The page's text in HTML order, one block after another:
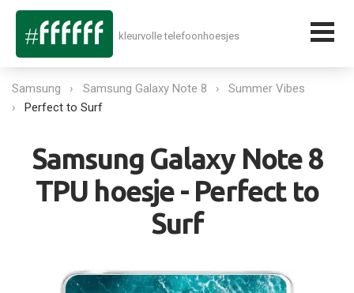
kleurvolle telefoonhoesjes
Samsung Samsung Galaxy Note 8
Summer Vibes
Perfect to Surf
Samsung Galaxy Note 8
TPU hoesje - Perfect to
Surf